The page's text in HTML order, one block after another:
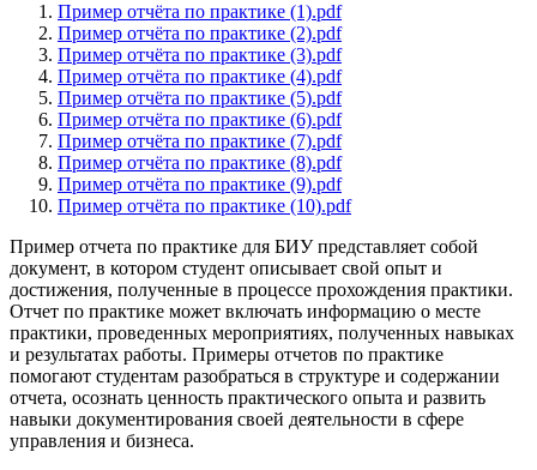
Пример отчёта по практике (1).pdf
Пример отчёта по практике (2).pdf
Пример отчёта по практике (3).pdf
Пример отчёта по практике (4).pdf
Пример отчёта по практике (5).pdf
Пример отчёта по практике (6).pdf
Пример отчёта по практике (7).pdf
Пример отчёта по практике (8).pdf
Пример отчёта по практике (9).pdf
Пример отчёта по практике (10).pdf
Пример отчета по практике для БИУ представляет собой
документ, в котором студент описывает свой опыт и
достижения, полученные в процессе прохождения практики.
Отчет по практике может включать информацию о месте
практики, проведенных мероприятиях, полученных навыках
и результатах работы. Примеры отчетов по практике
помогают студентам разобраться в структуре и содержании
отчета, осознать ценность практического опыта и развить
навыки документирования своей деятельности в сфере
управления и бизнеса.